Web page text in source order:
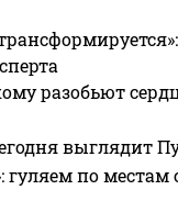
разобьют
выглядит
по